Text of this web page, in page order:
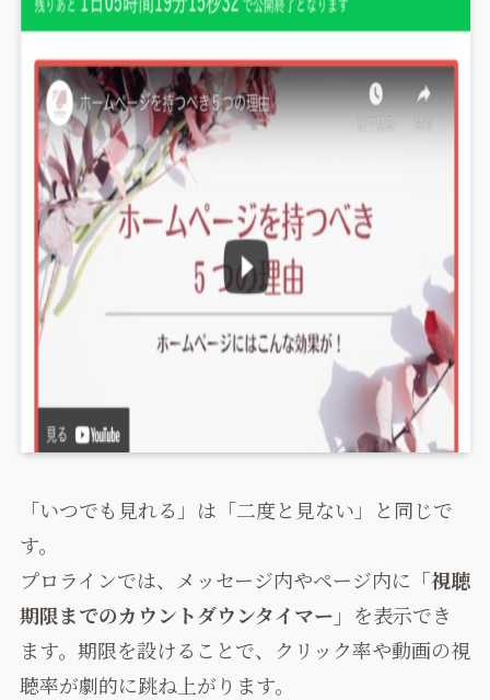
「いつでも見れる」は「二度と見ない」と同じで
す。
プロラインでは、メッセージ内やページ内に 「視聴
期限までのカウントダウンタイマー」 を表示でき
ます。期限を設けることで、クリック率や動画の視
聴率が劇的に跳ね上がります。